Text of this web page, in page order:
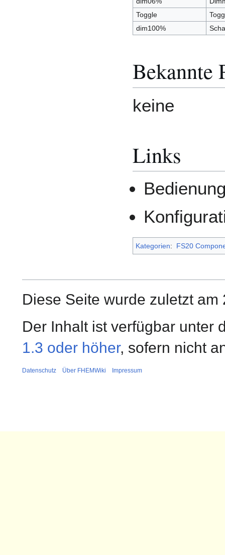
Toggle
dim100%
Bekannte
keine
Links
Kategorien: FS20
Diese Seite wurde zuletzt
Der Inhalt ist verfügbar unter
1.3 oder höher, sofern nicht
Datenschutz Über FHEMWiki Impressum